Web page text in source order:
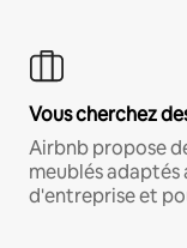
Vous cherchez
Airbnb propose
meublés adaptés
d'entreprise et